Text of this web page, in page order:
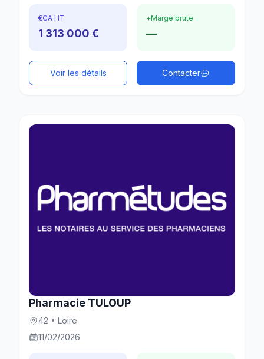
€CA HT
1 313 000 €
+Marge brute
—
Voir les détails Contacter
Pharmacie TULOUP
42 • Loire
11/02/2026